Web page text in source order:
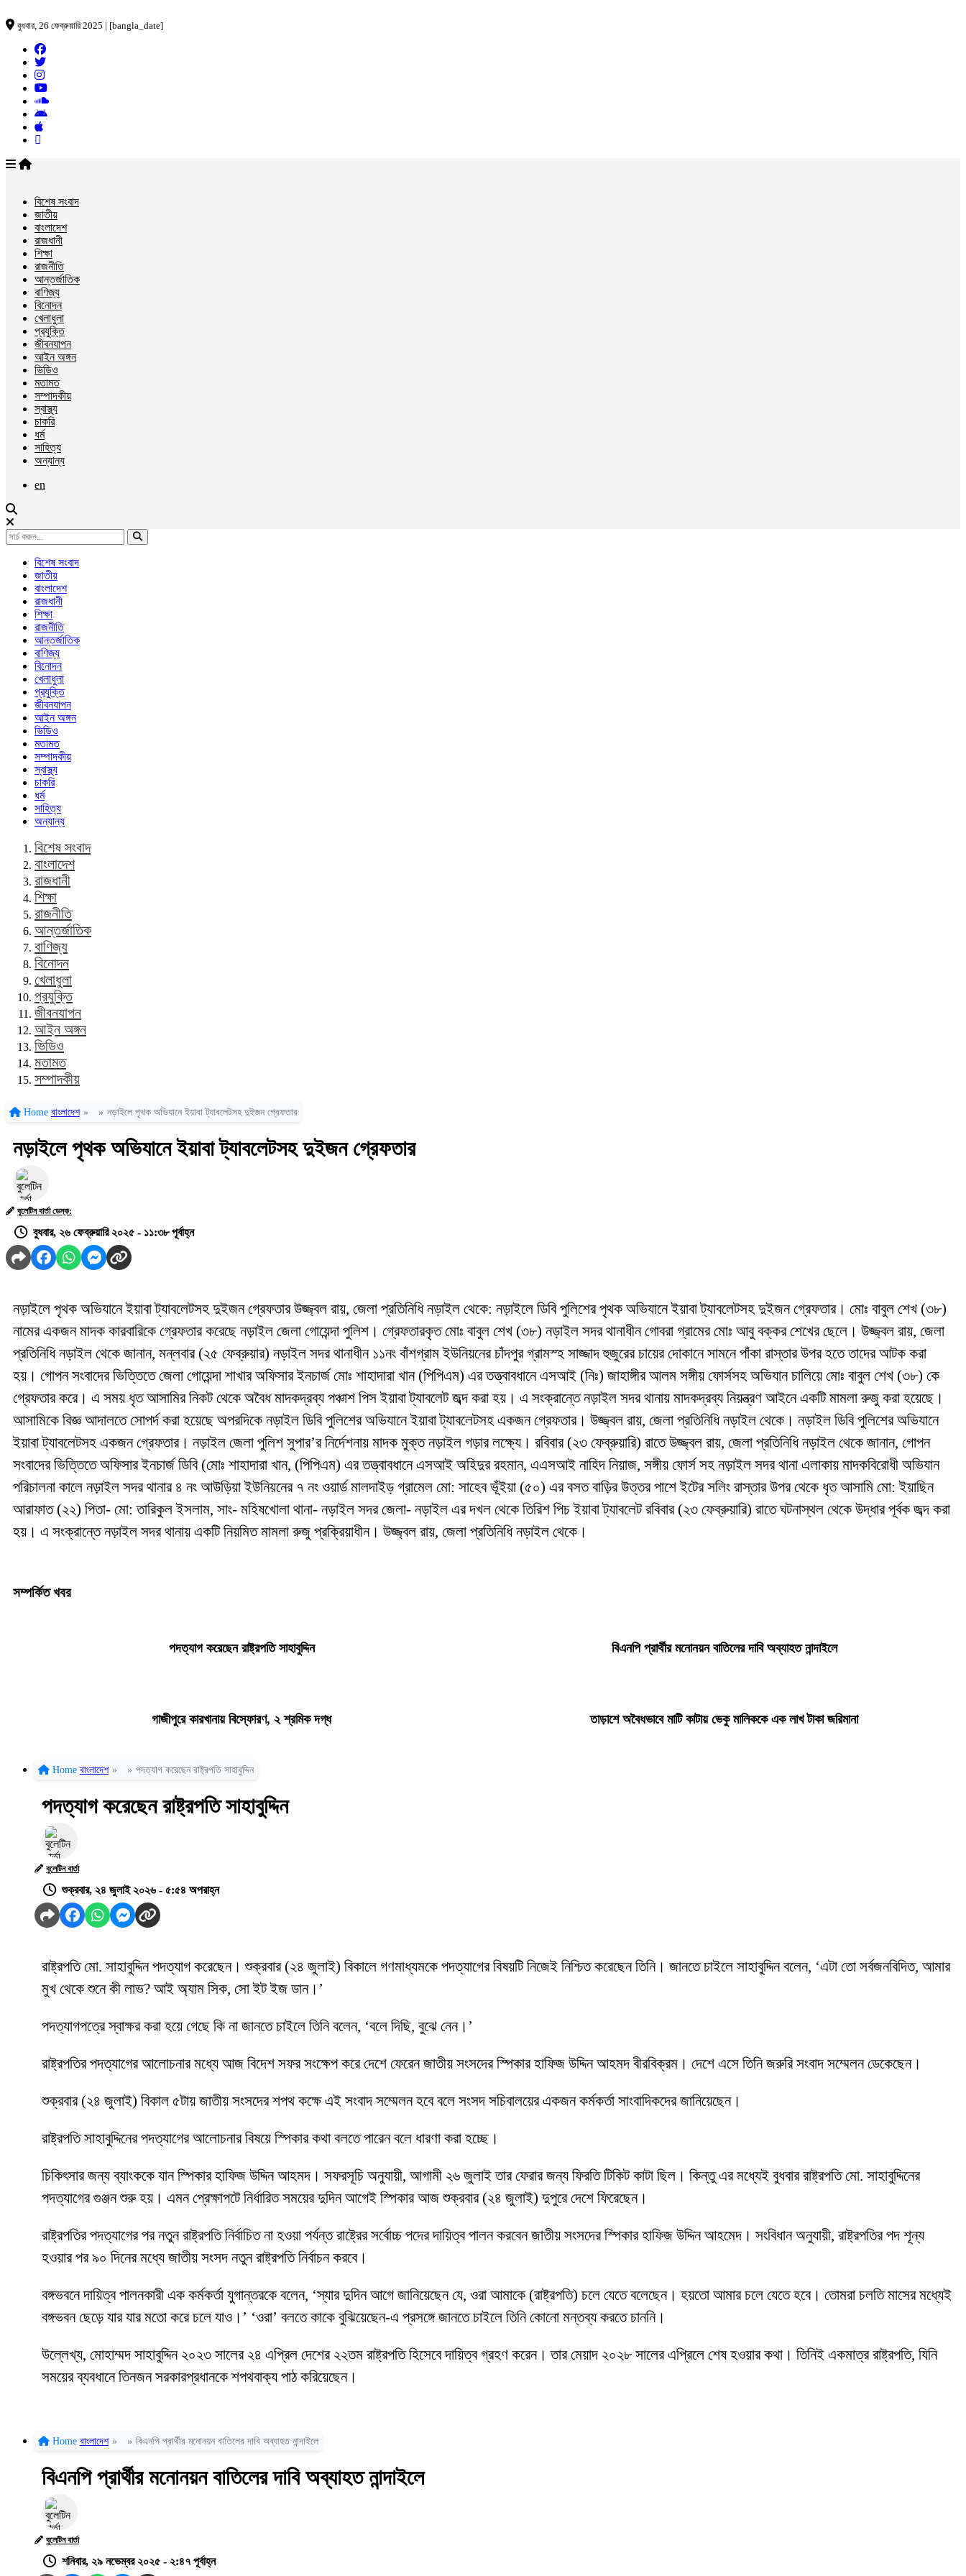
বুধবার, 26 ফেব্রুয়ারি 2025 | [bangla_date]
বিশেষ সংবাদ
জাতীয়
বাংলাদেশ
রাজধানী
শিক্ষা
রাজনীতি
আন্তর্জাতিক
বাণিজ্য
বিনোদন
খেলাধুলা
প্রযুক্তি
জীবনযাপন
আইন অঙ্গন
ভিডিও
মতামত
সম্পাদকীয়
স্বাস্থ্য
চাকরি
ধর্ম
সাহিত্য
অন্যান্য
en
বিশেষ সংবাদ
জাতীয়
বাংলাদেশ
রাজধানী
শিক্ষা
রাজনীতি
আন্তর্জাতিক
বাণিজ্য
বিনোদন
খেলাধুলা
প্রযুক্তি
জীবনযাপন
আইন অঙ্গন
ভিডিও
মতামত
সম্পাদকীয়
স্বাস্থ্য
চাকরি
ধর্ম
সাহিত্য
অন্যান্য
বিশেষ সংবাদ
বাংলাদেশ
রাজধানী
শিক্ষা
রাজনীতি
আন্তর্জাতিক
বাণিজ্য
বিনোদন
খেলাধুলা
প্রযুক্তি
জীবনযাপন
আইন অঙ্গন
ভিডিও
মতামত
সম্পাদকীয়
Home বাংলাদেশ » » নড়াইলে পৃথক অভিযানে ইয়াবা ট্যাবলেটসহ দুইজন গ্রেফতার
নড়াইলে পৃথক অভিযানে ইয়াবা ট্যাবলেটসহ দুইজন গ্রেফতার
বুলেটিন বার্তা ডেস্ক:
বুধবার, ২৬ ফেব্রুয়ারি ২০২৫ - ১১:৩৮ পূর্বাহ্ন
নড়াইলে পৃথক অভিযানে ইয়াবা ট্যাবলেটসহ দুইজন গ্রেফতার উজ্জ্বল রায়, জেলা প্রতিনিধি নড়াইল থেকে: নড়াইলে ডিবি পুলিশের পৃথক অভিযানে ইয়াবা ট্যাবলেটসহ দুইজন গ্রেফতার। মোঃ বাবুল শেখ (৩৮)
নামের একজন মাদক কারবারিকে গ্রেফতার করেছে নড়াইল জেলা গোয়েন্দা পুলিশ। গ্রেফতারকৃত মোঃ বাবুল শেখ (৩৮) নড়াইল সদর থানাধীন গোবরা গ্রামের মোঃ আবু বক্কর শেখের ছেলে। উজ্জ্বল রায়, জেলা
প্রতিনিধি নড়াইল থেকে জানান, মন্লবার (২৫ ফেব্রুয়ার) নড়াইল সদর থানাধীন ১১নং বাঁশগ্রাম ইউনিয়নের চাঁদপুর গ্রামস্হ সাজ্জাদ হুজুরের চায়ের দোকানে সামনে পাঁকা রাস্তার উপর হতে তাদের আটক করা
হয়। গোপন সংবাদের ভিত্তিতে জেলা গোয়েন্দা শাখার অফিসার ইনচার্জ মোঃ শাহাদারা খান (পিপিএম) এর তত্ত্বাবধানে এসআই (নিঃ) জাহাঙ্গীর আলম সঙ্গীয় ফোর্সসহ অভিযান চালিয়ে মোঃ বাবুল শেখ (৩৮) কে
গ্রেফতার করে। এ সময় ধৃত আসামির নিকট থেকে অবৈধ মাদকদ্রব্য পঞ্চাশ পিস ইয়াবা ট্যাবলেট জব্দ করা হয়। এ সংক্রান্তে নড়াইল সদর থানায় মাদকদ্রব্য নিয়ন্ত্রণ আইনে একটি মামলা রুজু করা হয়েছে।
আসামিকে বিজ্ঞ আদালতে সোপর্দ করা হয়েছে অপরদিকে নড়াইল ডিবি পুলিশের অভিযানে ইয়াবা ট্যাবলেটসহ একজন গ্রেফতার। উজ্জ্বল রায়, জেলা প্রতিনিধি নড়াইল থেকে। নড়াইল ডিবি পুলিশের অভিযানে
ইয়াবা ট্যাবলেটসহ একজন গ্রেফতার। নড়াইল জেলা পুলিশ সুপার’র নির্দেশনায় মাদক মুক্ত নড়াইল গড়ার লক্ষ্যে। রবিবার (২৩ ফেব্রুয়ারি) রাতে উজ্জ্বল রায়, জেলা প্রতিনিধি নড়াইল থেকে জানান, গোপন
সংবাদের ভিত্তিতে অফিসার ইনচার্জ ডিবি (মোঃ শাহাদারা খান, (পিপিএম) এর তত্ত্বাবধানে এসআই অহিদুর রহমান, এএসআই নাহিদ নিয়াজ, সঙ্গীয় ফোর্স সহ নড়াইল সদর থানা এলাকায় মাদকবিরোধী অভিযান
পরিচালনা কালে নড়াইল সদর থানার ৪ নং আউড়িয়া ইউনিয়নের ৭ নং ওয়ার্ড মালদাইড় গ্রামেল মো: সাহেব ভূঁইয়া (৫০) এর বসত বাড়ির উত্তর পাশে ইটের সলিং রাস্তার উপর থেকে ধৃত আসামি মো: ইয়াছিন
আরাফাত (২২) পিতা- মো: তারিকুল ইসলাম, সাং- মহিষখোলা থানা- নড়াইল সদর জেলা- নড়াইল এর দখল থেকে তিরিশ পিচ ইয়াবা ট্যাবলেট রবিবার (২৩ ফেব্রুয়ারি) রাতে ঘটনাস্থল থেকে উদ্ধার পূর্বক জব্দ করা
হয়। এ সংক্রান্তে নড়াইল সদর থানায় একটি নিয়মিত মামলা রুজু প্রক্রিয়াধীন। উজ্জ্বল রায়, জেলা প্রতিনিধি নড়াইল থেকে।
সম্পর্কিত খবর
পদত্যাগ করেছেন রাষ্ট্রপতি সাহাবুদ্দিন বিএনপি প্রার্থীর মনোনয়ন বাতিলের দাবি অব্যাহত নান্দাইলে
গাজীপুরে কারখানায় বিস্ফোরণ, ২ শ্রমিক দগ্ধ তাড়াশে অবৈধভাবে মাটি কাটায় ভেকু মালিককে এক লাখ টাকা জরিমানা
Home বাংলাদেশ » » পদত্যাগ করেছেন রাষ্ট্রপতি সাহাবুদ্দিন
পদত্যাগ করেছেন রাষ্ট্রপতি সাহাবুদ্দিন
বুলেটিন বার্তা
শুক্রবার, ২৪ জুলাই ২০২৬ - ৫:৫৪ অপরাহ্ন
রাষ্ট্রপতি মো. সাহাবুদ্দিন পদত্যাগ করেছেন। শুক্রবার (২৪ জুলাই) বিকালে গণমাধ্যমকে পদত্যাগের বিষয়টি নিজেই নিশ্চিত করেছেন তিনি। জানতে চাইলে সাহাবুদ্দিন বলেন, ‘এটা তো সর্বজনবিদিত, আমার
মুখ থেকে শুনে কী লাভ? আই অ্যাম সিক, সো ইট ইজ ডান।’
পদত্যাগপত্রে স্বাক্ষর করা হয়ে গেছে কি না জানতে চাইলে তিনি বলেন, ‘বলে দিছি, বুঝে নেন।’
রাষ্ট্রপতির পদত্যাগের আলোচনার মধ্যে আজ বিদেশ সফর সংক্ষেপ করে দেশে ফেরেন জাতীয় সংসদের স্পিকার হাফিজ উদ্দিন আহমদ বীরবিক্রম। দেশে এসে তিনি জরুরি সংবাদ সম্মেলন ডেকেছেন।
শুক্রবার (২৪ জুলাই) বিকাল ৫টায় জাতীয় সংসদের শপথ কক্ষে এই সংবাদ সম্মেলন হবে বলে সংসদ সচিবালয়ের একজন কর্মকর্তা সাংবাদিকদের জানিয়েছেন।
রাষ্ট্রপতি সাহাবুদ্দিনের পদত্যাগের আলোচনার বিষয়ে স্পিকার কথা বলতে পারেন বলে ধারণা করা হচ্ছে।
চিকিৎসার জন্য ব্যাংককে যান স্পিকার হাফিজ উদ্দিন আহমদ। সফরসূচি অনুযায়ী, আগামী ২৬ জুলাই তার ফেরার জন্য ফিরতি টিকিট কাটা ছিল। কিন্তু এর মধ্যেই বুধবার রাষ্ট্রপতি মো. সাহাবুদ্দিনের
পদত্যাগের গুঞ্জন শুরু হয়। এমন প্রেক্ষাপটে নির্ধারিত সময়ের দুদিন আগেই স্পিকার আজ শুক্রবার (২৪ জুলাই) দুপুরে দেশে ফিরেছেন।
রাষ্ট্রপতির পদত্যাগের পর নতুন রাষ্ট্রপতি নির্বাচিত না হওয়া পর্যন্ত রাষ্ট্রের সর্বোচ্চ পদের দায়িত্ব পালন করবেন জাতীয় সংসদের স্পিকার হাফিজ উদ্দিন আহমেদ। সংবিধান অনুযায়ী, রাষ্ট্রপতির পদ শূন্য
হওয়ার পর ৯০ দিনের মধ্যে জাতীয় সংসদ নতুন রাষ্ট্রপতি নির্বাচন করবে।
বঙ্গভবনে দায়িত্ব পালনকারী এক কর্মকর্তা যুগান্তরকে বলেন, ‘স্যার দুদিন আগে জানিয়েছেন যে, ওরা আমাকে (রাষ্ট্রপতি) চলে যেতে বলেছেন। হয়তো আমার চলে যেতে হবে। তোমরা চলতি মাসের মধ্যেই
বঙ্গভবন ছেড়ে যার যার মতো করে চলে যাও।’ ‘ওরা’ বলতে কাকে বুঝিয়েছেন-এ প্রসঙ্গে জানতে চাইলে তিনি কোনো মন্তব্য করতে চাননি।
উল্লেখ্য, মোহাম্মদ সাহাবুদ্দিন ২০২৩ সালের ২৪ এপ্রিল দেশের ২২তম রাষ্ট্রপতি হিসেবে দায়িত্ব গ্রহণ করেন। তার মেয়াদ ২০২৮ সালের এপ্রিলে শেষ হওয়ার কথা। তিনিই একমাত্র রাষ্ট্রপতি, যিনি
সময়ের ব্যবধানে তিনজন সরকারপ্রধানকে শপথবাক্য পাঠ করিয়েছেন।
Home বাংলাদেশ » » বিএনপি প্রার্থীর মনোনয়ন বাতিলের দাবি অব্যাহত নান্দাইলে
বিএনপি প্রার্থীর মনোনয়ন বাতিলের দাবি অব্যাহত নান্দাইলে
বুলেটিন বার্তা
শনিবার, ২৯ নভেম্বর ২০২৫ - ২:৪৭ পূর্বাহ্ন